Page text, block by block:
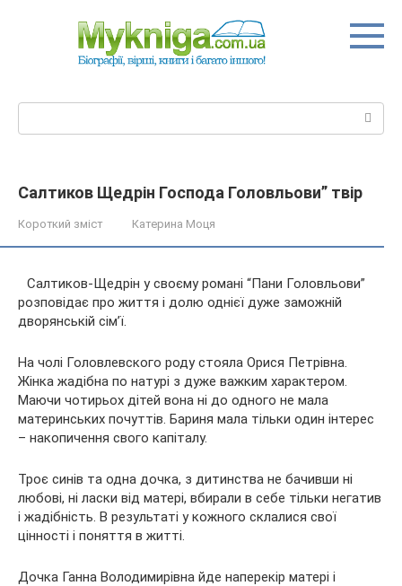
Салтиков Щедрін Господа Головльови” твір
Короткий зміст Катерина Моця
Салтиков-Щедрін у своєму романі “Пани Головльови”
розповідає про життя і долю однієї дуже заможній
дворянській сім’ї.
На чолі Головлевского роду стояла Орися Петрівна.
Жінка жадібна по натурі з дуже важким характером.
Маючи чотирьох дітей вона ні до одного не мала
материнських почуттів. Бариня мала тільки один інтерес
– накопичення свого капіталу.
Троє синів та одна дочка, з дитинства не бачивши ні
любові, ні ласки від матері, вбирали в себе тільки негатив
і жадібність. В результаті у кожного склалися свої
цінності і поняття в житті.
Дочка Ганна Володимирівна йде наперекір матері і